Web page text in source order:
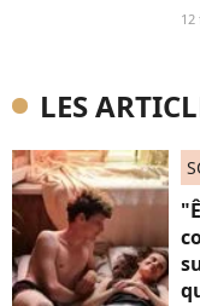
12
LES